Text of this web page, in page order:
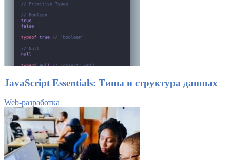
JavaScript Essentials: Типы и структура данных
Web-разработка